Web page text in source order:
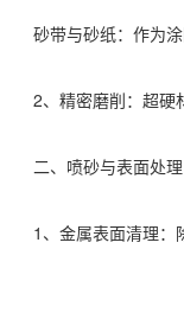
砂带与砂纸：作为涂
2、精密磨削：超硬材
二、喷砂与表面处理
1、金属表面清理：除